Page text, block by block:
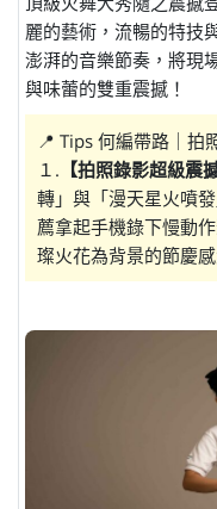
麗的藝術，流暢的特技
澎湃的音樂節奏，將現
與味蕾的雙重震撼！
📍 Tips 何編帶路｜拍
１. 【拍照錄影超級震撼
轉」與「漫天星火噴
薦拿起手機錄下慢動
璨火花為背景的節慶感